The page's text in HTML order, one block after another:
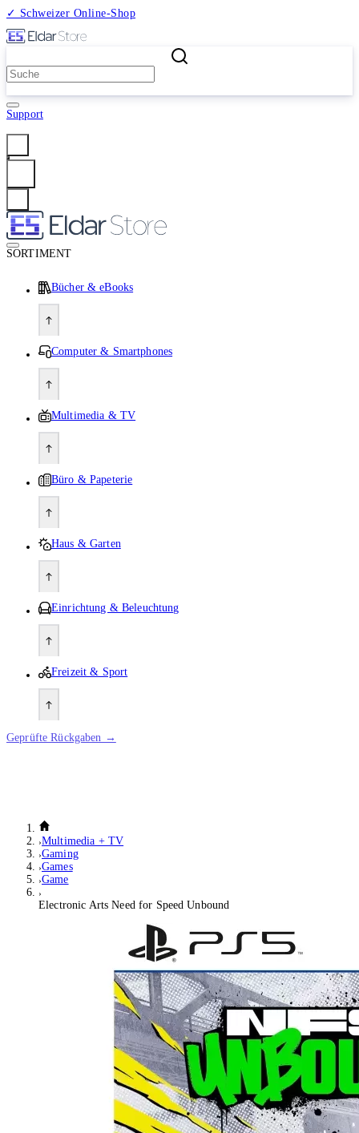
✓ Schweizer Online-Shop
Support
SORTIMENT
Bücher & eBooks
Computer & Smartphones
Multimedia & TV
Büro & Papeterie
Haus & Garten
Einrichtung & Beleuchtung
Freizeit & Sport
Geprüfte Rückgaben →
Multimedia + TV
Gaming
Games
Game
Electronic Arts Need for Speed Unbound